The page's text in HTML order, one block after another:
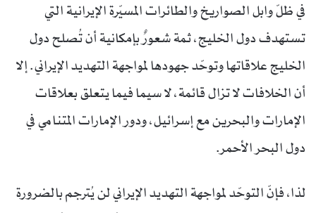
في ظلّ وابل الصواريخ والطائرات المسيّرة الإيرانية التي
تستهدف دول الخليج، ثمة شعورٌ بإمكانية أن تُصلح دول
الخليج علاقاتها وتوحّد جهودها لمواجهة التهديد الإيراني. إلا
أن الخلافات لا تزال قائمة، لا سيما فيما يتعلق بعلاقات
الإمارات والبحرين مع إسرائيل، ودور الإمارات المتنامي في
دول البحر الأحمر.
لذا، فإنّ التوحّد لمواجهة التهديد الإيراني لن يُترجم بالضرورة